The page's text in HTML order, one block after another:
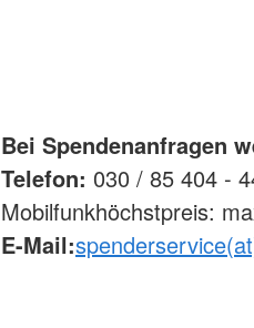
Bei Spendenanfragen
Telefon: 030 / 85 404 -
Mobilfunkhöchstpreis:
E-Mail: